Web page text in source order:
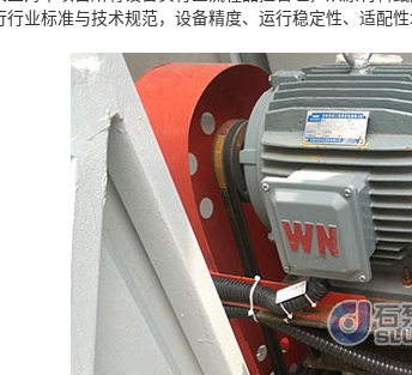
行业标准与技术规范，设备精度、运行稳定性、适配